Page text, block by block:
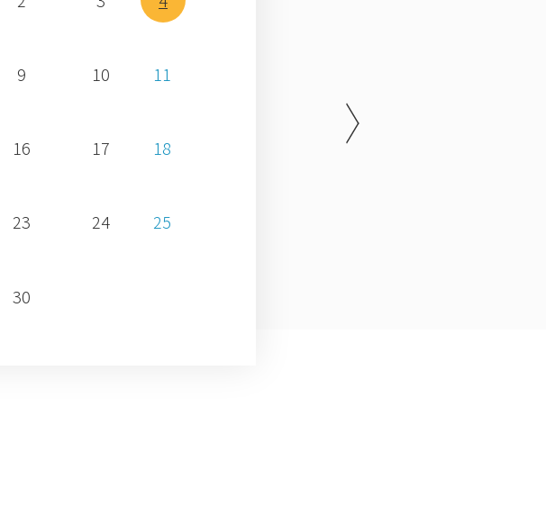
9 10 11
16 17 18
23 24 25
30